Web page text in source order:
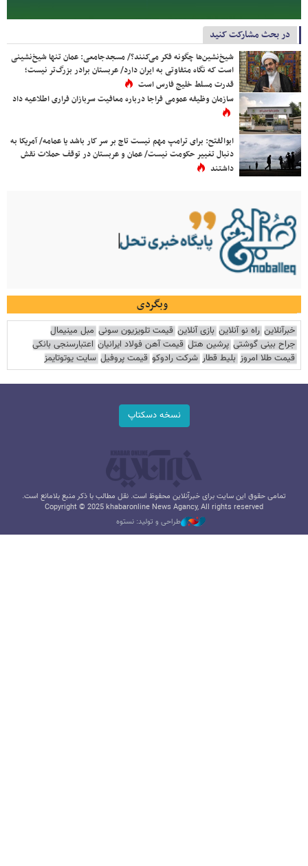
در بحث مشارکت کنید
شیخ‌نشین‌ها چگونه فکر می‌کنند؟/ مسجدجامعی: عمان تنها شیخ‌نشینی
است که نگاه متفاوتی به ایران دارد/ عربستان برادر بزرگ‌تر نیست؛
قدرت مسلط خلیج فارس است
سازمان وظیفه عمومی فراجا درباره معافیت سربازان فراری اطلاعیه داد
ابوالفتح: برای ترامپ مهم نیست تاج بر سر کار باشد یا عمامه/ آمریکا به
دنبال تغییر حکومت نیست/ عمان و عربستان در توقف حملات نقش
داشتند
وبگردی
خبرآنلاین راه نو آنلاین بازی آنلاین قیمت تلویزیون سونی مبل مینیمال
جراح بینی گوشتی پرشین هتل قیمت آهن فولاد ایرانیان اعتبارسنجی بانکی
قیمت طلا امروز بلیط قطار شرکت رادوکو قیمت پروفیل سایت یوتوتایمز
نسخه دسکتاپ
تمامی حقوق این سایت برای خبرآنلاین محفوظ است. نقل مطالب با ذکر منبع بلامانع است.
Copyright © 2025 khabaronline News Agancy, All rights reserved
طراحی و تولید: نستوه